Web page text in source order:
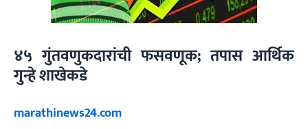
४५ गुंतवणुकदारांची फसवणूक; तपास आर्थिक
गुन्हे शाखेकडे
marathinews24.com